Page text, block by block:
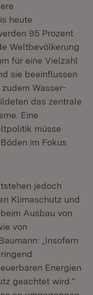
heute
95 Prozent
Weltbevölkerung
für eine Vielzahl
sie beeinflussen
Wasser-
das zentrale
Eine
müsse
im Fokus
jedoch
Klimaschutz und
Ausbau von
von
„Insofern
Energien
geachtet wird.“